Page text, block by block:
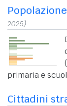
2025)
primaria e
Cittadini